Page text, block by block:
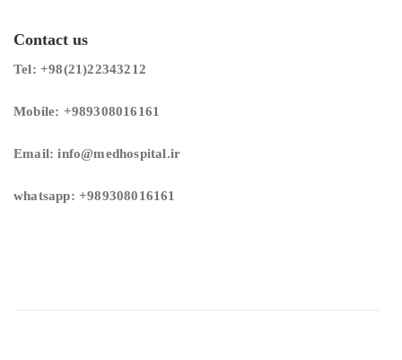
Contact us
Tel: +98(21)22343212
Mobile: +989308016161
Email: info@medhospital.ir
whatsapp: +989308016161